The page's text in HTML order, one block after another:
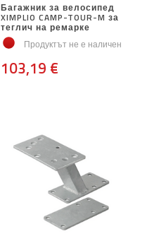
Багажник за велосипед
XIMPLIO CAMP-TOUR-M за
теглич на ремарке
Продуктът не е наличен
103,19 €